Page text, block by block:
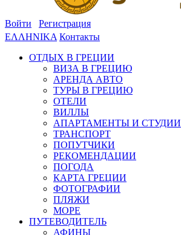
Войти
Регистрация
ΕΛΛΗΝΙΚΑ Контакты
ОТДЫХ В ГРЕЦИИ
ВИЗА В ГРЕЦИЮ
АРЕНДА АВТО
ТУРЫ В ГРЕЦИЮ
ОТЕЛИ
ВИЛЛЫ
АПАРТАМЕНТЫ И СТУДИИ
ТРАНСПОРТ
ПОПУТЧИКИ
РЕКОМЕНДАЦИИ
ПОГОДА
КАРТА ГРЕЦИИ
ФОТОГРАФИИ
ПЛЯЖИ
МОРЕ
ПУТЕВОДИТЕЛЬ
АФИНЫ